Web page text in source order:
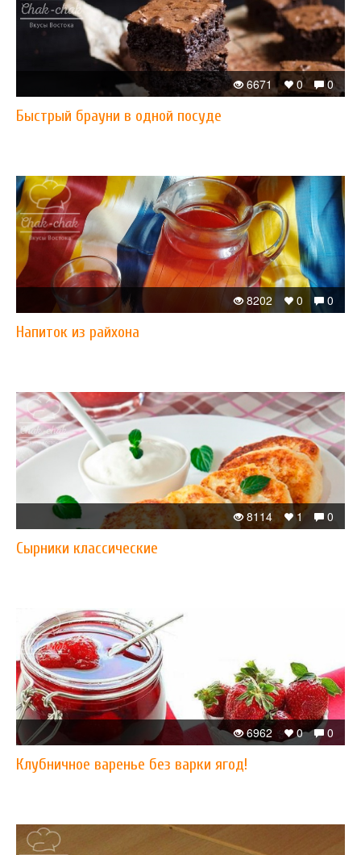
0
0
6671
Быстрый брауни в одной посуде
0
0
8202
Напиток из райхона
0
1
8114
Сырники классические
0
0
6962
Клубничное варенье без варки ягод!